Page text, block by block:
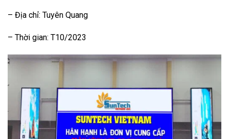
– Địa chỉ: Tuyên Quang
– Thời gian: T10/2023